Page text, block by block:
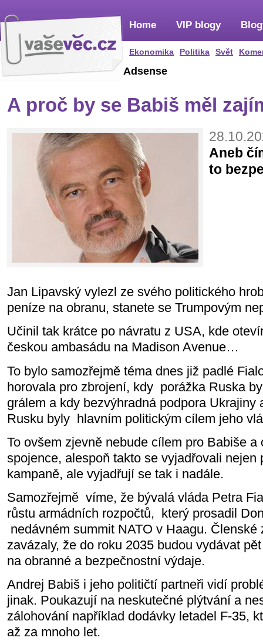
Home
Ekonomika Politika Svět
VIP blogy
Adsense
A proč by se Babiš měl
Aneb
to
Jan Lipavský vylezl ze svého politického
peníze na obranu, stanete se Trumpovým
Učinil tak krátce po návratu z USA, kde
českou ambasádu na Madison Avenue…
To bylo samozřejmě téma dnes již padlé
horovala pro zbrojení, kdy porážka Ruska
grálem a kdy bezvýhradná podpora Ukrajiny
Rusku byly hlavním politickým cílem jeho
To ovšem zjevně nebude cílem pro Babiše a
spojence, alespoň takto se vyjadřovali nejen
kampaně, ale vyjadřují se tak i nadále.
Samozřejmě víme, že bývalá vláda Petra
růstu armádních rozpočtů, který prosadil
nedávném summit NATO v Haagu. Členské
zavázaly, že do roku 2035 budou vydávat
na obranné a bezpečnostní výdaje.
Andrej Babiš i jeho političtí partneři vidí
jinak. Poukazují na neskutečné plýtvání a
zálohování například dodávky letadel F-35,
až za mnoho let.